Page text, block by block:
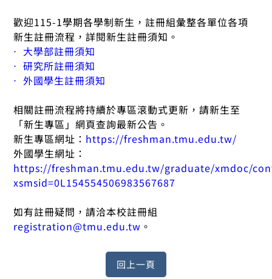
歡迎115-1學期各學制新生，註冊組彙整各單位各項
新生註冊流程，詳閱新生註冊須知。
⋅ 大學部註冊須知
⋅ 研究所註冊須知
⋅ 外國學生註冊須知
相關註冊流程將持續於專區滾動式更新，請新生至
「新生專區」網頁查詢最新公告。
新生專區網址： https://freshman.tmu.edu.tw/
外國學生網址：
https://freshman.tmu.edu.tw/graduate/xmdoc/
xsmsid=0L154554506983567687
如有註冊疑問，請洽本校註冊組
registration@tmu.edu.tw 。